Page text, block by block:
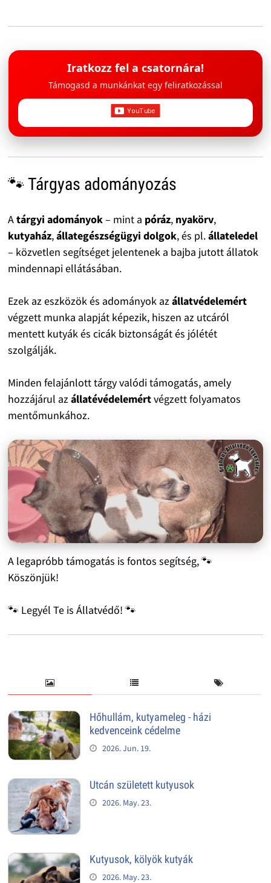
Iratkozz fel a csatornára!
Támogasd a munkánkat egy feliratkozással
🐾 Tárgyas adományozás
Atárgyi adományok– mint a póráz, nyakörv,
kutyaház,állategészségügyi dolgok, és pl.állateledel
– közvetlen segítséget jelentenek a bajba jutott állatok
mindennapi ellátásában.
Ezek az eszközök és adományok azállatvédelemért
végzett munka alapját képezik, hiszen az utcáról
mentett kutyák és cicák biztonságát és jólétét
szolgálják.
Minden felajánlott tárgy valódi támogatás, amely
hozzájárul azállatévédelemértvégzett folyamatos
mentőmunkához.
A legapróbb támogatás is fontos segítség, 🐾
Köszönjük!
🐾 Legyél Te is Állatvédő! 🐾
Hőhullám, kutyameleg - házi
kedvenceink cédelme
2026. Jun. 19.
Utcán született kutyusok
2026. May. 23.
Kutyusok, kölyök kutyák
2026. May. 23.